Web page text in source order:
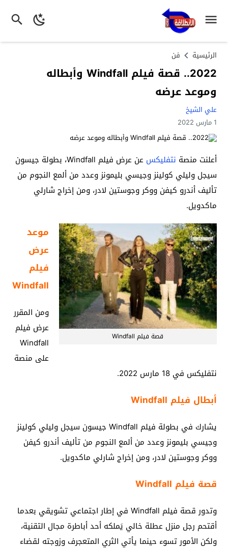
الرئيسية فن
2022.. قصة فيلم Windfall وأبطاله
وموعد عرضه
علي الشيخ
1 مارس 2022
أعلنت منصة نتفليكس
عن عرض فيلم Windfall، بطولة جيسون
سيجل وليلي كولينز وجيسي بليمونز وعدد من ألمع النجوم من
تأليف أندرو كيفن ووكر وجوستين لادر، ومن إخراج شارلي
ماكدويل.
قصة فيلم Windfall
موعد
عرض
فيلم
Windfall
ومن المقرر
عرض فيلم
Windfall
على منصة
نتفليكس في 18 مارس 2022.
أبطال فيلم Windfall
يشارك في بطولة فيلم Windfall جيسون سيجل وليلي كولينز
وجيسي بليمونز وعدد من ألمع النجوم من تأليف أندرو كيفن
ووكر وجوستين لادر، ومن إخراج شارلي ماكدويل.
قصة فيلم Windfall
وتدور قصة فيلم Windfall في إطار اجتماعي تشويقي بعدما
أقتحم رجل منزل عطلة خالي يَملكه أحد أباطرة مجال التقنية،
ولكن الأمور تسوء حينما يأتي الثري المتعجرف وزوجته لقضاء